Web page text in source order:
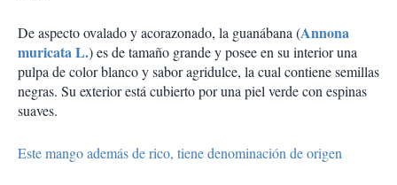
De aspecto ovalado y acorazonado, la guanábana (Annona
muricata L.) es de tamaño grande y posee en su interior una
pulpa de color blanco y sabor agridulce, la cual contiene semillas
negras. Su exterior está cubierto por una piel verde con espinas
suaves.
Este mango además de rico, tiene denominación de origen